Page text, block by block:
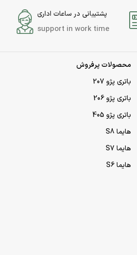
پشتیبانی در ساعات اداری
support in work time
محصولات پرفروش
باتری پژو 207
باتری پژو 206
باتری پژو 405
هایما S8
هایما S7
هایما S6